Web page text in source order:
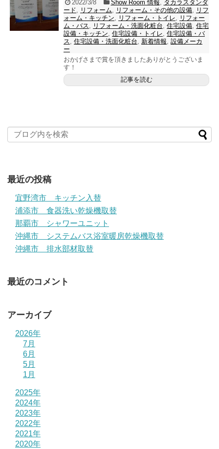
2022/3/8 Show Room 情報
タカラスタンダ
ード
リフォーム リフォーム・その他の設備
リフ
ォーム・キッチン
リフォーム・トイレ
リフォー
ム・バス
リフォーム・洗面化粧台 住宅設備 住宅
設備・キッチン 住宅設備・トイレ 住宅設備・バ
ス
住宅設備・洗面化粧台 新着情報 設備メーカ
ー
おかげさまで賞を頂きましたありがとうございま
す！
記事を読む
最近の投稿
宜野湾市 キッチン入替
浦添市 食器洗い乾燥機取替
那覇市 シャワーユニット
沖縄市 システムバス浴室暖房乾燥機取替
沖縄市 排水部材取替
最近のコメント
アーカイブ
2026年
7月
6月
5月
1月
2025年
2024年
2023年
2022年
2021年
2020年